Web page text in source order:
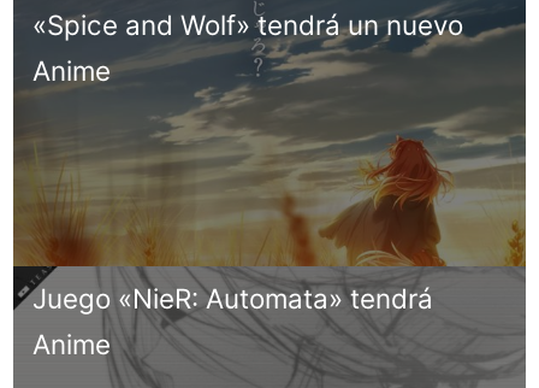
«Spice and Wolf» tendrá un nuevo
Anime
Juego «NieR: Automata» tendrá
Anime